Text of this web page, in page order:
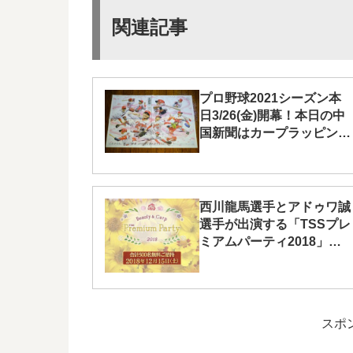
関連記事
プロ野球2021シーズン本
日3/26(金)開幕！本日の中
国新聞はカープラッピング
西川龍馬選手とアドゥワ誠
選手が出演する「TSSプレ
ミアムパーティ2018」が
スポ